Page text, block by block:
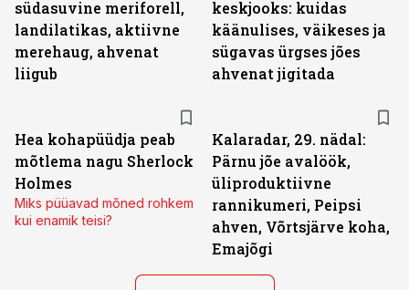
südasuvine meriforell,
landilatikas, aktiivne
merehaug, ahvenat
liigub
keskjooks: kuidas
käänulises, väikeses ja
sügavas ürgses jões
ahvenat jigitada
Hea kohapüüdja peab
mõtlema nagu Sherlock
Holmes
Miks püüavad mõned rohkem
kui enamik teisi?
Kalaradar, 29. nädal:
Pärnu jõe avalöök,
üliproduktiivne
rannikumeri, Peipsi
ahven, Võrtsjärve koha,
Emajõgi